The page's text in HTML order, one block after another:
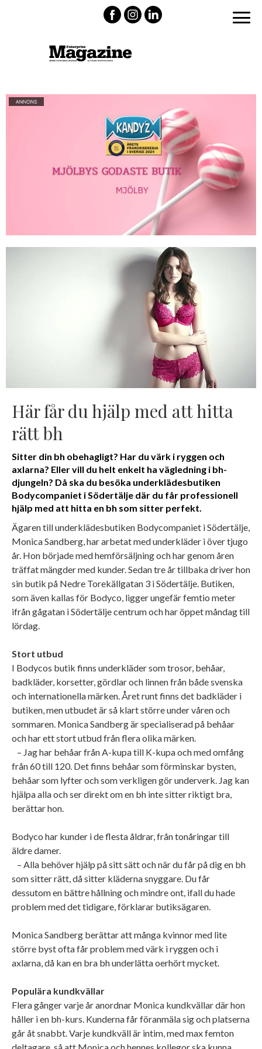
Här får du hjälp med att hitta
rätt bh
Sitter din bh obehagligt? Har du värk i ryggen och
axlarna? Eller vill du helt enkelt ha vägledning i bh-
djungeln? Då ska du besöka underklädesbutiken
Bodycompaniet i Södertälje där du får professionell
hjälp med att hitta en bh som sitter perfekt.
Ägaren till underklädesbutiken Bodycompaniet i Södertälje,
Monica Sandberg, har arbetat med underkläder i över tjugo
år. Hon började med hemförsäljning och har genom åren
träffat mängder med kunder. Sedan tre år tillbaka driver hon
sin butik på Nedre Torekällgatan 3 i Södertälje. Butiken,
som även kallas för Bodyco, ligger ungefär femtio meter
ifrån gågatan i Södertälje centrum och har öppet måndag till
lördag.
Stort utbud
I Bodycos butik finns underkläder som trosor, behåar,
badkläder, korsetter, gördlar och linnen från både svenska
och internationella märken. Året runt finns det badkläder i
butiken, men utbudet är så klart större under våren och
sommaren. Monica Sandberg är specialiserad på behåar
och har ett stort utbud från flera olika märken.
– Jag har behåar från A-kupa till K-kupa och med omfång
från 60 till 120. Det finns behåar som förminskar bysten,
behåar som lyfter och som verkligen gör underverk. Jag kan
hjälpa alla och ser direkt om en bh inte sitter riktigt bra,
berättar hon.
Bodyco har kunder i de flesta åldrar, från tonåringar till
äldre damer.
– Alla behöver hjälp på sitt sätt och när du får på dig en bh
som sitter rätt, då sitter kläderna snyggare. Du får
dessutom en bättre hållning och mindre ont, ifall du hade
problem med det tidigare, förklarar butiksägaren.
Monica Sandberg berättar att många kvinnor med lite
större byst ofta får problem med värk i ryggen och i
axlarna, då kan en bra bh underlätta oerhört mycket.
Populära kundkvällar
Flera gånger varje år anordnar Monica kundkvällar där hon
håller i en bh-kurs. Kunderna får föranmäla sig och platserna
går åt snabbt. Varje kundkväll är intim, med max femton
deltagare, så att Monica och hennes kollegor ska kunna